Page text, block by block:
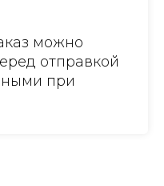
можно
отправкой
при